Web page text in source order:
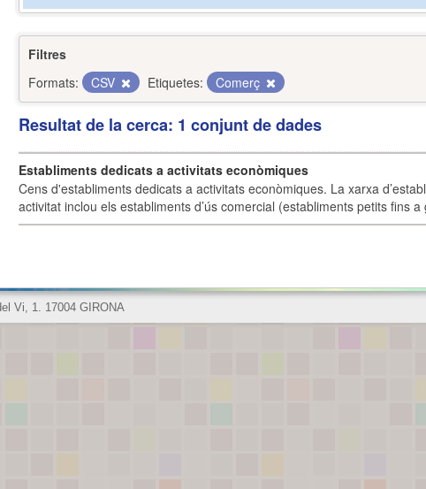
Filtres
Formats:
CSV Etiquetes: Comerç
Resultat de la cerca: 1 conjunt de dades
Establiments dedicats a activitats econòmiques
Cens d'establiments dedicats a activitats econòmiques. La xarxa
activitat inclou els establiments d’ús comercial (establiments petits fins a
Vi, 1. 17004 GIRONA